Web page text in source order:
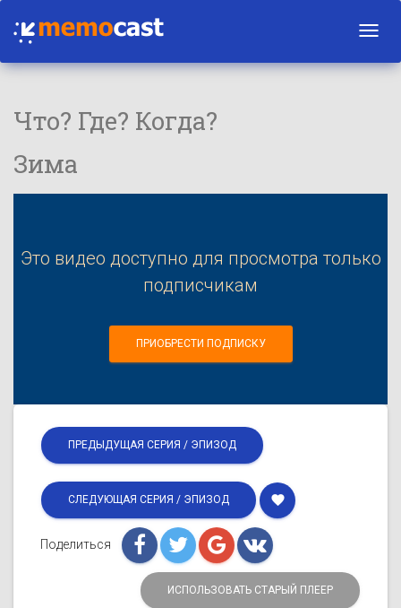
Что? Где? Когда?
Зима
Это видео доступно для просмотра только
подписчикам
ПРИОБРЕСТИ ПОДПИСКУ
ПРЕДЫДУЩАЯ СЕРИЯ / ЭПИЗОД
СЛЕДУЮЩАЯ СЕРИЯ / ЭПИЗОД favorite
Поделиться
ИСПОЛЬЗОВАТЬ СТАРЫЙ ПЛЕЕР